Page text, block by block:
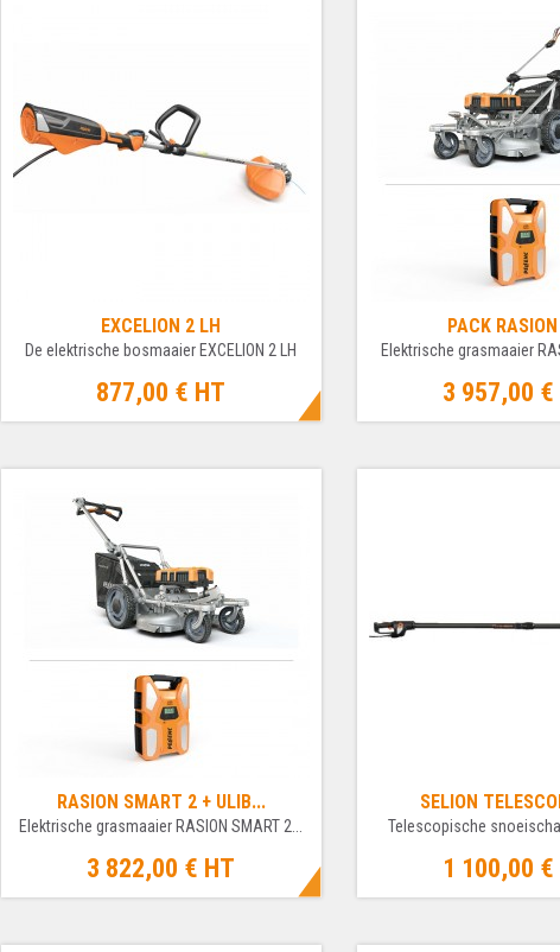
EXCELION 2 LH
De elektrische bosmaaier EXCELION 2 LH
877,00 € HT
PACK
Elektrische grasmaaier
3 957,00 €
RASION SMART 2 + ULIB...
Elektrische grasmaaier RASION SMART 2...
3 822,00 € HT
SELION
Telescopische
1 100,00 €